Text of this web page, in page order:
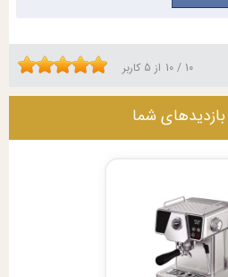
10 / 10 از 5 کاربر
شما